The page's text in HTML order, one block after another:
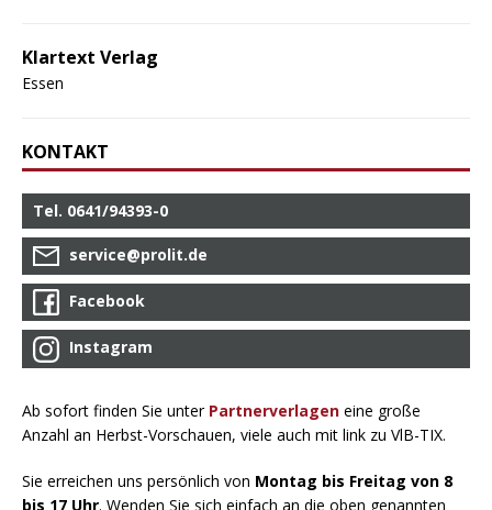
Klartext Verlag
Essen
KONTAKT
Tel. 0641/94393-0
service@prolit.de
Facebook
Instagram
Ab sofort finden Sie unter Partnerverlagen eine große
Anzahl an Herbst-Vorschauen, viele auch mit link zu VlB-TIX.
Sie erreichen uns persönlich von Montag bis Freitag von 8
bis 17 Uhr. Wenden Sie sich einfach an die oben genannten